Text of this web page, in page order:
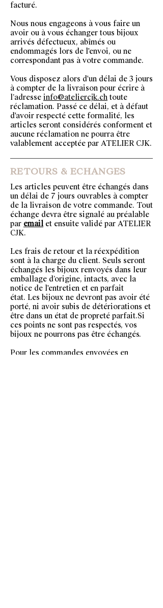
facturé.
Nous nous engageons à vous faire un
avoir ou à vous échanger tous bijoux
arrivés défectueux, abîmés ou
endommagés lors de l'envoi, ou ne
correspondant pas à votre commande.
Vous disposez alors d'un délai de 3 jours
à compter de la livraison pour écrire à
l’adresse info@ateliercjk.ch toute
réclamation. Passé ce délai, et à défaut
d'avoir respecté cette formalité, les
articles seront considérés conforment et
aucune réclamation ne pourra être
valablement acceptée par ATELIER CJK.
RETOURS & ECHANGES
Les articles peuvent être échangés dans
un délai de 7 jours ouvrables à compter
de la livraison de votre commande. Tout
échange devra être signalé au préalable
par emailet ensuite validé par ATELIER
CJK.
Les frais de retour et la réexpédition
sont à la charge du client. Seuls seront
échangés les bijoux renvoyés dans leur
emballage d’origine, intacts, avec la
notice de l'entretien et en parfait
état. Les bijoux ne devront pas avoir été
porté, ni avoir subis de détériorations et
être dans un état de propreté parfait.Si
ces points ne sont pas respectés, vos
bijoux ne pourrons pas être échangés.
Pour les commandes envoyées en